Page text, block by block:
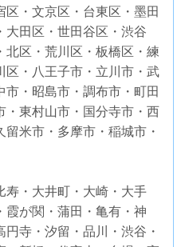
・文京区・台東区・墨田
大田区・世田谷区・渋谷
北区・荒川区・板橋区・練
区・八王子市・立川市・武
・昭島市・調布市・町田
・東村山市・国分寺市・西
米市・多摩市・稲城市・
寿・大井町・大崎・大手
霞が関・蒲田・亀有・神
寺・汐留・品川・渋谷・